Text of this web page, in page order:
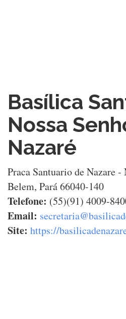
Basílica
Nossa
Nazaré
Praca Santuario de Nazare -
Belem, Pará 66040-140
Telefone: (55)(91) 4009-
Email:
Site: https://